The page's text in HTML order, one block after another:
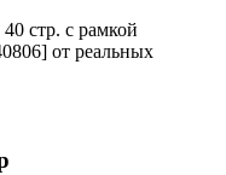
стр. с рамкой
от реальных